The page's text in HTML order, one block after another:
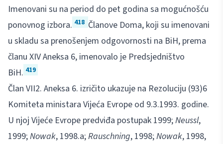
Imenovani su na period do pet godina sa mogućnošću
ponovnog izbora. 418 Članove Doma, koji su imenovani
u skladu sa prenošenjem odgovornosti na BiH, prema
članu XIV Aneksa 6, imenovalo je Predsjedništvo
BiH. 419
Član VII2. Aneksa 6. izričito ukazuje na Rezoluciju (93)6
Komiteta ministara Vijeća Evrope od 9.3.1993. godine.
U njoj Vijeće Evrope predviđa postupak 1999;Neussl,
1999;Nowak, 1998.a;Rauschning, 1998;Nowak, 1998,